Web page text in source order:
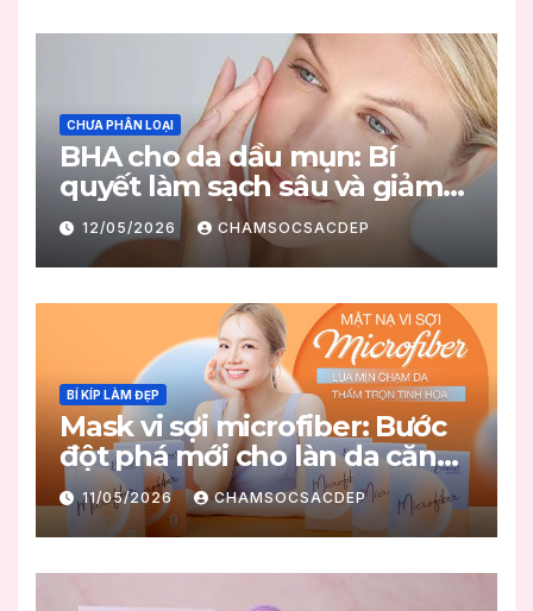
CHƯA PHÂN LOẠI
BHA cho da dầu mụn: Bí
quyết làm sạch sâu và giảm
mụn hiệu quả
12/05/2026 CHAMSOCSACDEP
BÍ KÍP LÀM ĐẸP
Mask vi sợi microfiber: Bước
đột phá mới cho làn da căng
mọng
11/05/2026 CHAMSOCSACDEP